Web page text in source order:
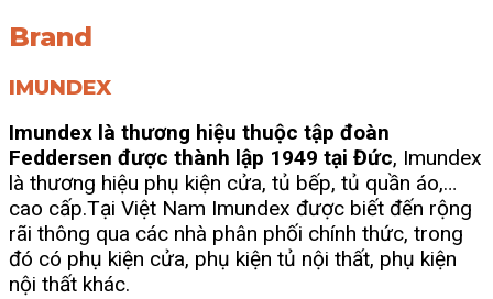
Brand
IMUNDEX
Imundex là thương hiệu thuộc tập đoàn
Feddersen được thành lập 1949 tại Đức, Imundex
là thương hiệu phụ kiện cửa, tủ bếp, tủ quần áo,…
cao cấp.Tại Việt Nam Imundex được biết đến rộng
rãi thông qua các nhà phân phối chính thức, trong
đó có phụ kiện cửa, phụ kiện tủ nội thất, phụ kiện
nội thất khác.